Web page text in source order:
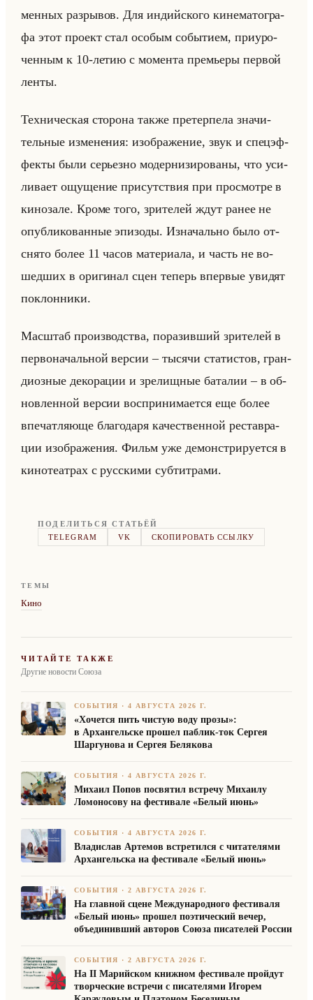
мен­ных раз­ры­вов. Для ин­дийско­го ки­не­ма­то­гра­
фа этот про­ект стал осо­бым со­бы­ти­ем, при­уро­
чен­ным к 10-летию с мо­мен­та пре­мье­ры пер­вой
ленты.
Тех­ни­че­ская сто­ро­на также пре­тер­пе­ла зна­чи­
тельные из­ме­не­ния: изоб­ра­же­ние, звук и спе­цэф­
фек­ты были се­рьез­но мо­дер­ни­зи­ро­ва­ны, что уси­
ли­ва­ет ощу­ще­ние при­сут­ствия при про­смот­ре в
ки­но­за­ле. Кроме того, зри­те­лей ждут ранее не
опуб­ли­ко­ван­ные эпи­зо­ды. Из­на­чально было от­
сня­то более 11 часов ма­те­ри­ала, и часть не во­
шед­ших в ори­ги­нал сцен те­перь впер­вые уви­дят
по­клон­ни­ки.
Мас­штаб про­из­вод­ства, по­ра­зив­ший зри­те­лей в
пер­во­на­чальной вер­сии – ты­ся­чи ста­ти­стов, гран­
ди­оз­ные де­ко­ра­ции и зре­лищ­ные ба­та­лии – в об­
нов­лен­ной вер­сии вос­при­ни­ма­ет­ся еще более
впе­чат­ля­юще бла­го­да­ря ка­че­ствен­ной ре­став­ра­
ции изоб­ра­же­ния. Фильм уже де­мон­стри­ру­ет­ся в
ки­но­те­ат­рах с рус­ски­ми суб­тит­ра­ми.
ПОДЕЛИТЬСЯ СТАТЬЁЙ
TELEGRAM
VK СКОПИРОВАТЬ ССЫЛКУ
ТЕМЫ
Кино
ЧИТАЙТЕ ТАКЖЕ
Другие новости Союза
СОБЫТИЯ ·4 АВГУСТА 2026 Г.
«Хочется пить чистую воду прозы»:
в Архангельске прошел паблик-ток Сергея
Шаргунова и Сергея Белякова
СОБЫТИЯ ·4 АВГУСТА 2026 Г.
Михаил Попов посвятил встречу Михаилу
Ломоносову на фестивале «Белый июнь»
СОБЫТИЯ ·4 АВГУСТА 2026 Г.
Владислав Артемов встретился с читателями
Архангельска на фестивале «Белый июнь»
СОБЫТИЯ ·2 АВГУСТА 2026 Г.
На главной сцене Международного фестиваля
«Белый июнь» прошел поэтический вечер,
объединивший авторов Союза писателей России
СОБЫТИЯ ·2 АВГУСТА 2026 Г.
На II Марийском книжном фестивале пройдут
творческие встречи с писателями Игорем